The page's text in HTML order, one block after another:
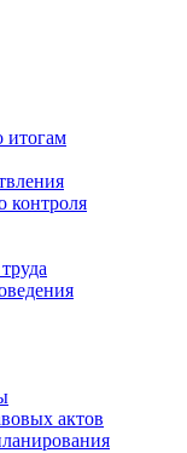
итогам
контроля
актов